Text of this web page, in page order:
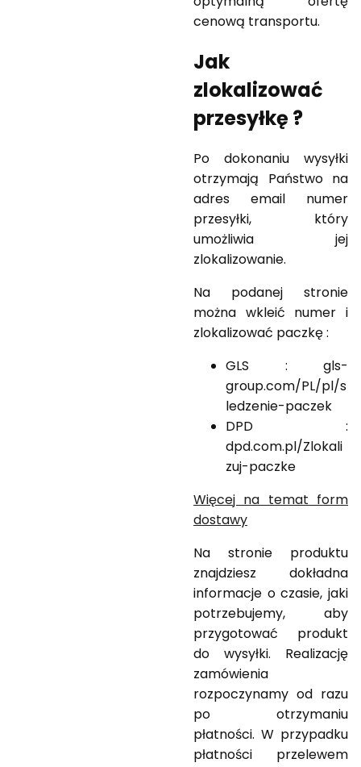
cenową transportu.
Jak
zlokalizować
przesyłkę ?
Po dokonaniu wysyłki
otrzymają Państwo na
adres email numer
przesyłki, który
umożliwia jej
zlokalizowanie.
Na podanej stronie
można wkleić numer i
zlokalizować paczkę :
GLS : gls-
group.com/PL/pl/s
ledzenie-paczek
DPD :
dpd.com.pl/Zlokali
zuj-paczke
Więcej na temat form
dostawy
Na stronie produktu
znajdziesz dokładna
informacje o czasie, jaki
potrzebujemy, aby
przygotować produkt
do wysyłki. Realizację
zamówienia
rozpoczynamy od razu
po otrzymaniu
płatności. W przypadku
płatności przelewem